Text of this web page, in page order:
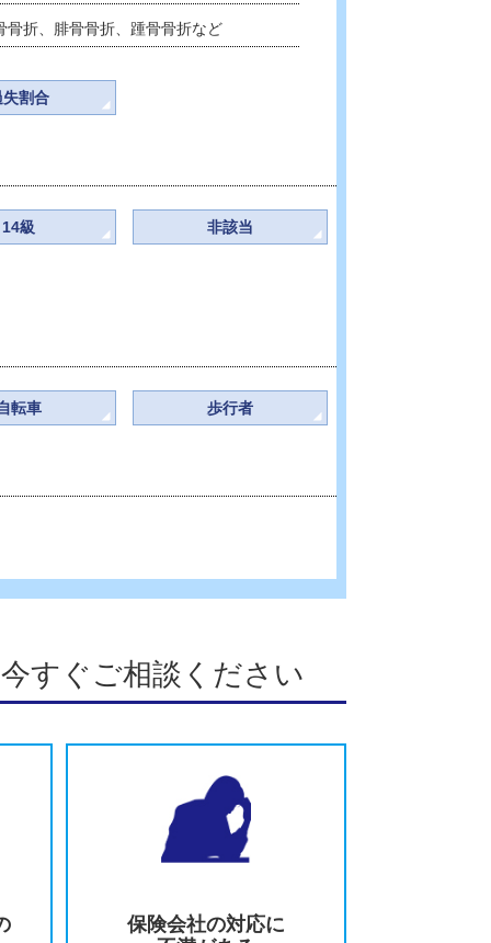
頚椎捻挫（外傷性頸部症候群）など
肩鎖骨関節脱臼、鎖骨骨折、肩甲骨骨折など
腰椎捻挫、腰椎椎間板ヘルニアなど
大腿骨骨折、腓骨骨折、踵骨骨折など
14級